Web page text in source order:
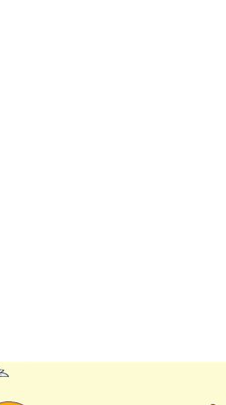
смешные истории, клипы!
карикатуры, шаржи, стихи,